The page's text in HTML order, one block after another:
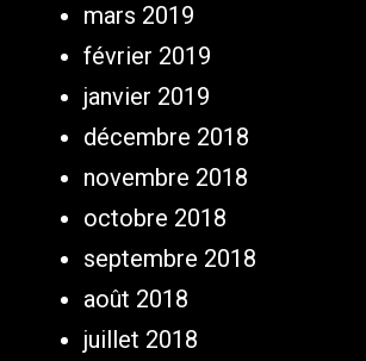
mars 2019
février 2019
janvier 2019
décembre 2018
novembre 2018
octobre 2018
septembre 2018
août 2018
juillet 2018